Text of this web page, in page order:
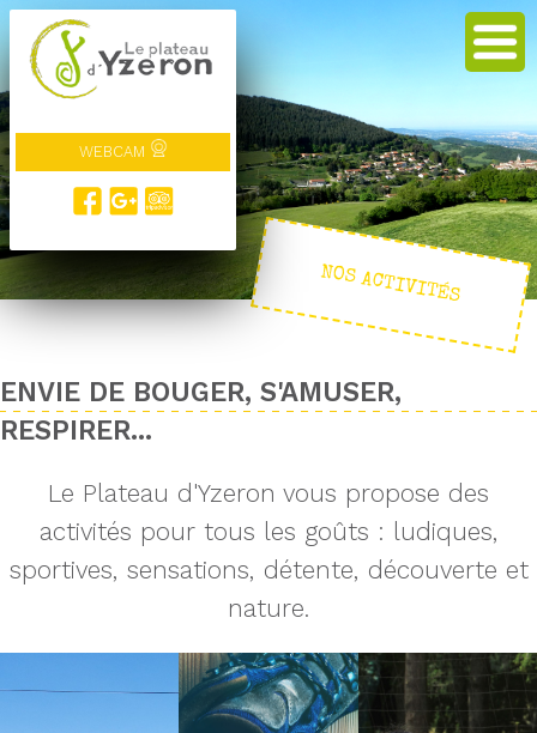
WEBCAM
NOS ACTIVITÉS
ENVIE DE BOUGER, S'AMUSER,
RESPIRER...
Le Plateau d'Yzeron vous propose des
activités pour tous les goûts : ludiques,
sportives, sensations, détente, découverte et
nature.